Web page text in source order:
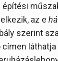
az e
szerint
láthatja